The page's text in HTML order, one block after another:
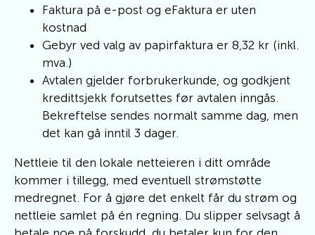
Faktura på e-post og eFaktura er uten
kostnad
Gebyr ved valg av papirfaktura er 8,32 kr (inkl.
mva.)
Avtalen gjelder forbrukerkunde, og godkjent
kredittsjekk forutsettes før avtalen inngås.
Bekreftelse sendes normalt samme dag, men
det kan gå inntil 3 dager.
Nettleie til den lokale netteieren i ditt område
kommer i tillegg, med eventuell strømstøtte
medregnet. For å gjøre det enkelt får du strøm og
nettleie samlet på én regning. Du slipper selvsagt å